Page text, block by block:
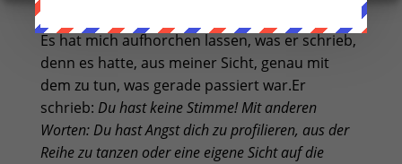
Es hat mich aufhorchen lassen, was er schrieb,
denn es hatte, aus meiner Sicht, genau mit
dem zu tun, was gerade passiert war.Er
schrieb: Du hast keine Stimme! Mit anderen
Worten: Du hast Angst dich zu profilieren, aus der
Reihe zu tanzen oder eine eigene Sicht auf die